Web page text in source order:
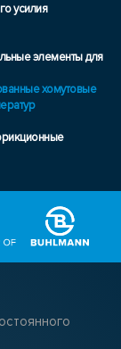
усилия
элементы для
хомутовые